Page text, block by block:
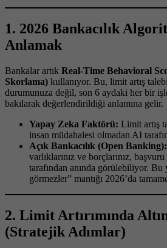
1. 2026 Bankacılık
Anlamak
Bankalar artık Real-Time Behavioral
Skorlama) kullanıyor. Bu, limit artış
durumunuza değil, son 6 aydaki her bir
bakılarak değerlendirildiği anlamına gelir.
Yapay Zeka Faktörü: Limit artış
insan müdahalesi olmadan AI
Açık Bankacılık (Open Banking):
varlıklarınız ve borçlarınız, başvuru
tarafından anında görülebiliyor. Bu
görmezler” mantığı 2026’da
2. Limit Artırımında
(Stratejik Adımlar)